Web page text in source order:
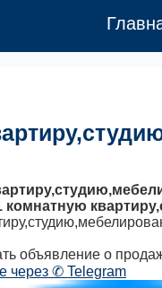
объявление о
через ✆ Telegram